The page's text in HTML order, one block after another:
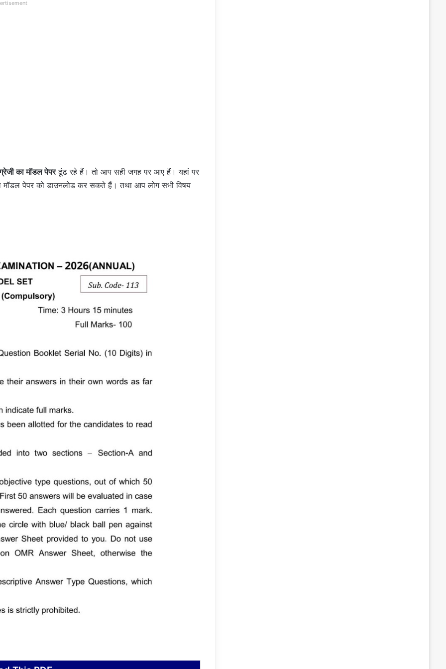
का मॉडल पेपरढूंढ रहे हैं। तो आप सही जगह पर आए हैं। यहां पर
मॉडल पेपर को डाउनलोड कर सकते हैं। तथा आप लोग सभी विषय